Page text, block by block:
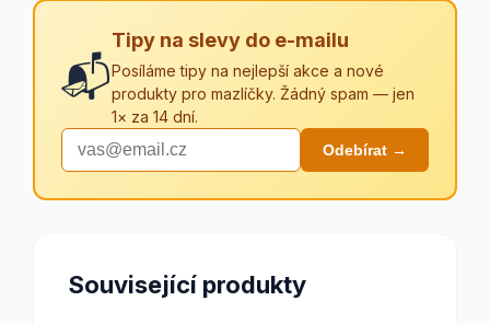
📬
Tipy na slevy do e-mailu
Posíláme tipy na nejlepší akce a nové
produkty pro mazlíčky. Žádný spam — jen
1× za 14 dní.
Odebírat →
Související produkty